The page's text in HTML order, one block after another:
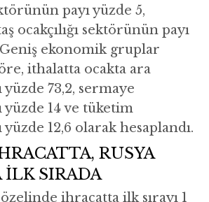
payı yüzde 5,
ocakçılığı sektörünün payı
ekonomik gruplar
ithalatta ocakta ara
yüzde 73,2, sermaye
yüzde 14 ve tüketim
yüzde 12,6 olarak hesaplandı.
RUSYA
SIRADA
ihracatta ilk sırayı 1